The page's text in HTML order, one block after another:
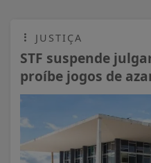
JUSTIÇA
STF suspende
proíbe jogos de